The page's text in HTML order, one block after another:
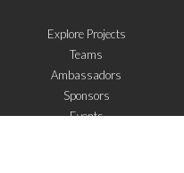
Explore Projects
Teams
Ambassadors
Sponsors
Events